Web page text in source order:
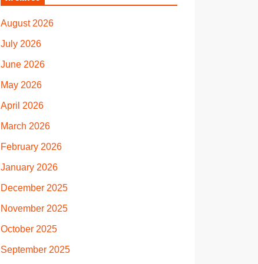
August 2026
July 2026
June 2026
May 2026
April 2026
March 2026
February 2026
January 2026
December 2025
November 2025
October 2025
September 2025